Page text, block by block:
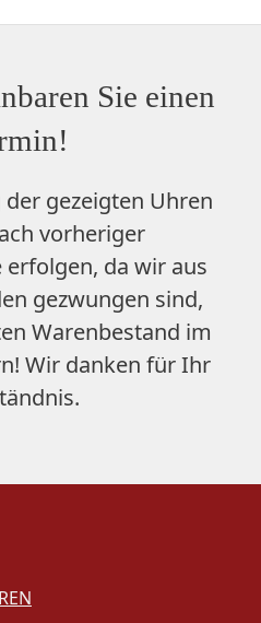
Sie einen
gezeigten Uhren
vorheriger
da wir aus
gezwungen sind,
Warenbestand im
! Wir danken für Ihr